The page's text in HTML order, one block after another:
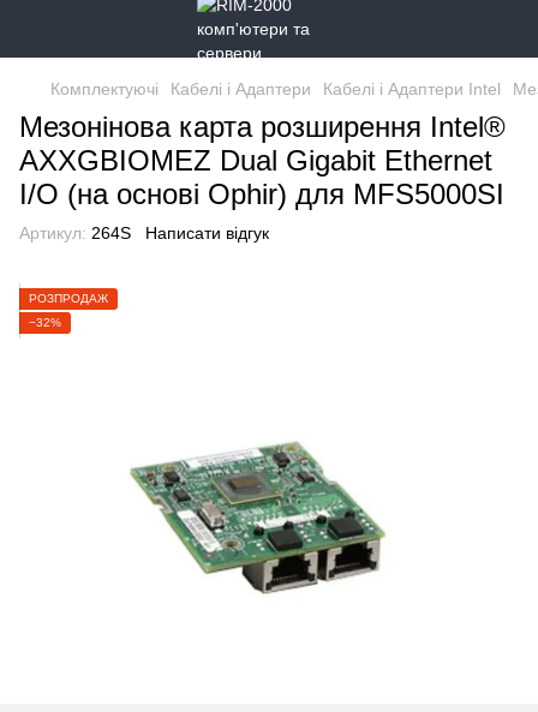
Комплектуючі Кабелі і Адаптери Кабелі і Адаптери Intel
Мезонінова карта розширення Intel®
AXXGBIOMEZ Dual Gigabit Ethernet
I/O (на основі Ophir) для MFS5000SI
Артикул: 264S Написати відгук
РОЗПРОДАЖ
−32%